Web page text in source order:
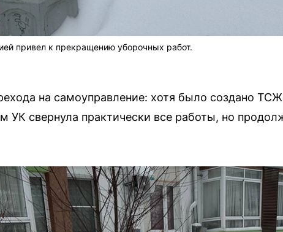
привел к прекращению уборочных работ.
на самоуправление: хотя было создано
УК свернула практически все работы, но